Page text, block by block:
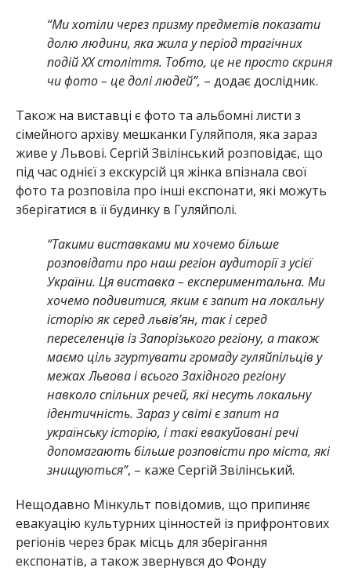
“Ми хотіли через призму предметів показати
долю людини, яка жила у період трагічних
подій ХХ століття. Тобто, це не просто скриня
чи фото – це долі людей”, – додає дослідник.
Також на виставці є фото та альбомні листи з
сімейного архіву мешканки Гуляйполя, яка зараз
живе у Львові. Сергій Звілінський розповідає, що
під час однієї з екскурсій ця жінка впізнала свої
фото та розповіла про інші експонати, які можуть
зберігатися в її будинку в Гуляйполі.
“Такими виставками ми хочемо більше
розповідати про наш регіон аудиторії з усієї
України. Ця виставка – експериментальна. Ми
хочемо подивитися, яким є запит на локальну
історію як серед львів’ян, так і серед
переселенців із Запорізького регіону, а також
маємо ціль згуртувати громаду гуляйпільців у
межах Львова і всього Західного регіону
навколо спільних речей, які несуть локальну
ідентичність. Зараз у світі є запит на
українську історію, і такі евакуйовані речі
допомагають більше розповісти про міста, які
знищуються”, – каже Сергій Звілінський.
Нещодавно Мінкульт повідомив, що припиняє
евакуацію культурних цінностей із прифронтових
регіонів через брак місць для зберігання
експонатів, а також звернувся до Фонду